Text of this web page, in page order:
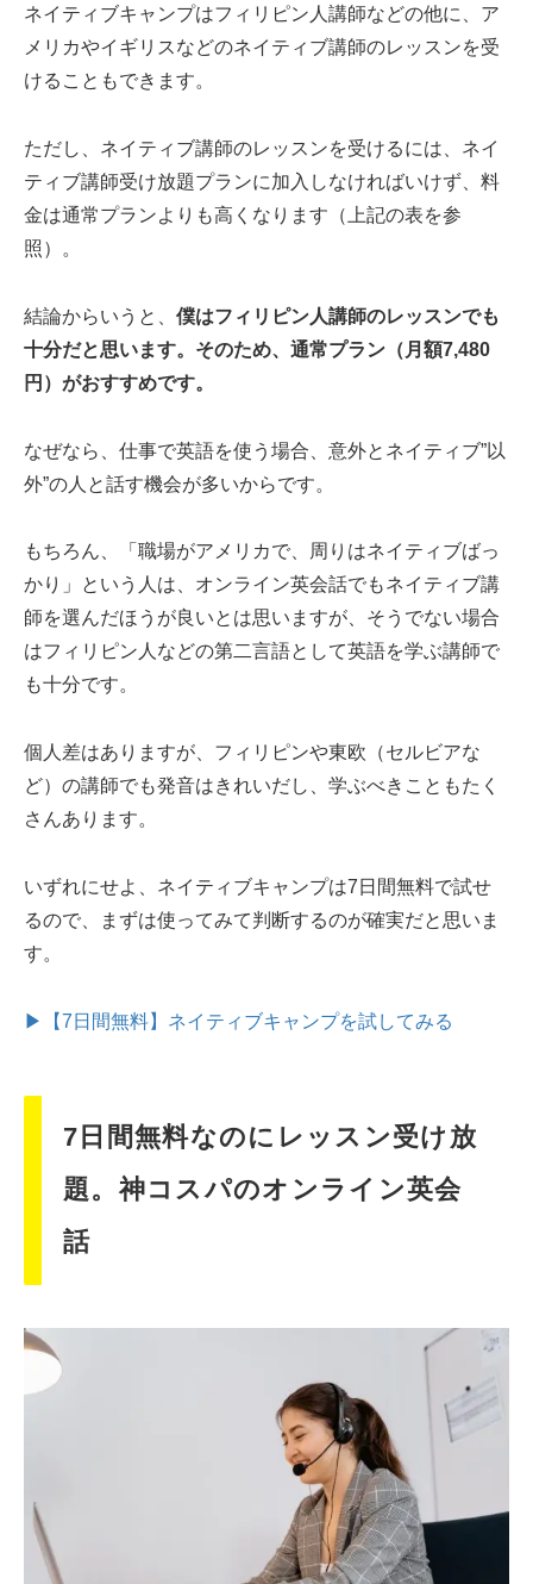
ネイティブキャンプはフィリピン人講師などの他に、ア
メリカやイギリスなどのネイティブ講師のレッスンを受
けることもできます。
ただし、ネイティブ講師のレッスンを受けるには、ネイ
ティブ講師受け放題プランに加入しなければいけず、料
金は通常プランよりも高くなります（上記の表を参
照）。
結論からいうと、 僕はフィリピン人講師のレッスンでも
十分だと思います。そのため、通常プラン（月額7,480
円）がおすすめです。
なぜなら、仕事で英語を使う場合、意外とネイティブ”以
外”の人と話す機会が多いからです。
もちろん、「職場がアメリカで、周りはネイティブばっ
かり」という人は、オンライン英会話でもネイティブ講
師を選んだほうが良いとは思いますが、そうでない場合
はフィリピン人などの第二言語として英語を学ぶ講師で
も十分です。
個人差はありますが、フィリピンや東欧（セルビアな
ど）の講師でも発音はきれいだし、学ぶべきこともたく
さんあります。
いずれにせよ、ネイティブキャンプは7日間無料で試せ
るので、まずは使ってみて判断するのが確実だと思いま
す。
▶【7日間無料】ネイティブキャンプを試してみる
7日間無料なのにレッスン受け放
題。神コスパのオンライン英会
話